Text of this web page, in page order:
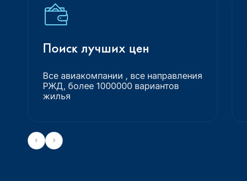
Поиск лучших цен
Все авиакомпании , все направления
РЖД, более 1000000 вариантов
жилья